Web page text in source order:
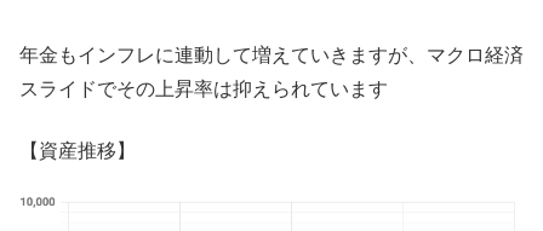
年金もインフレに連動して増えていきますが、マクロ経済
スライドでその上昇率は抑えられています
【資産推移】